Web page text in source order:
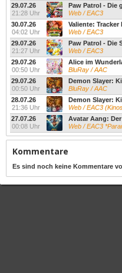
29.07.26
21:28 Uhr
Paw Patrol - Die
Web / EAC3
30.07.26
04:02 Uhr
Valiente: Tracker
Web / EAC3
29.07.26
21:27 Uhr
Paw Patrol - Die
Web / EAC3
29.07.26
00:50 Uhr
Alice im
BluRay / AAC
29.07.26
00:50 Uhr
Demon Slayer:
BluRay / AAC
28.07.26
21:36 Uhr
Demon Slayer:
Web / EAC3
27.07.26
00:08 Uhr
Avatar Aang:
Web / EAC3
Kommentare
Es sind noch keine Kommentare